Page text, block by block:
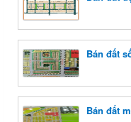
Bán đất
Bán đất